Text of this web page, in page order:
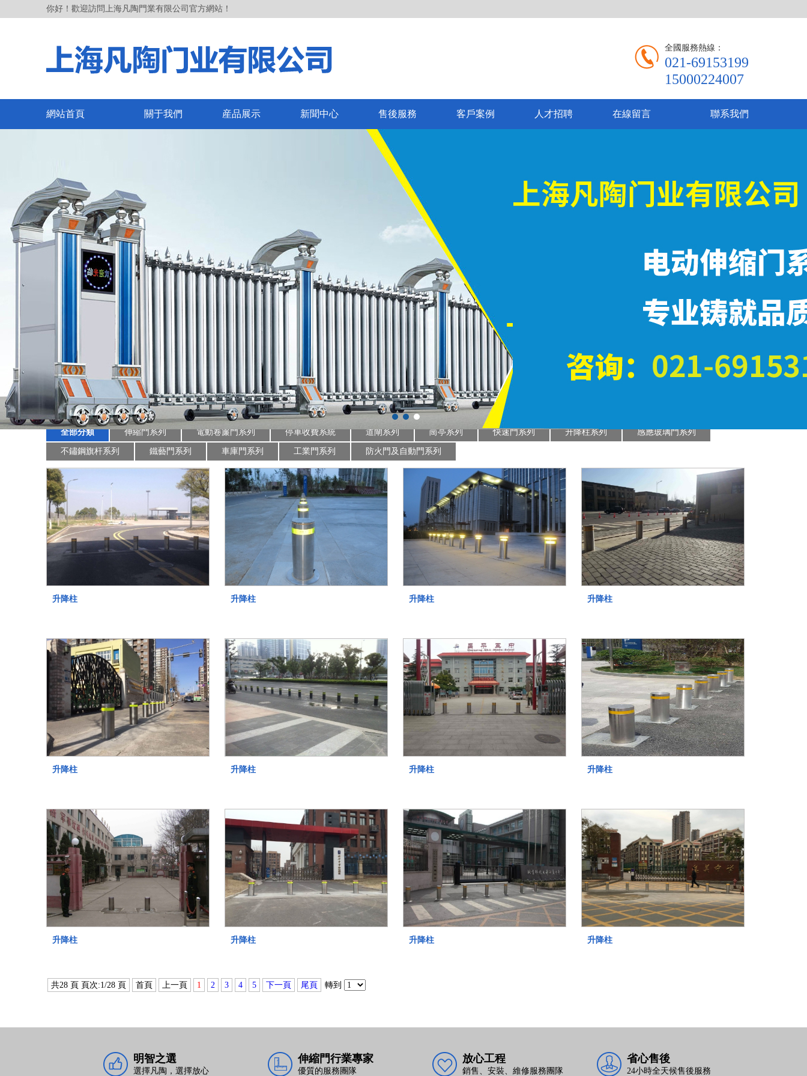
你好！歡迎訪問上海凡陶門業有限公司官方網站！
全國服務熱線：
021-69153199
15000224007
網站首頁 關于我們 産品展示 新聞中心 售後服務 客戶案例 人才招聘 在線留言 聯系我們
産品展示
全部分類 伸縮門系列 電動卷簾門系列 停車收費系統 道閘系列 崗亭系列 快速門系列 升降柱系列 感應玻璃門系列
不鏽鋼旗杆系列 鐵藝門系列 車庫門系列 工業門系列 防火門及自動門系列
升降柱 升降柱 升降柱 升降柱
升降柱 升降柱 升降柱 升降柱
升降柱 升降柱 升降柱 升降柱
共28 頁 頁次:1/28 頁 首頁 上一頁 1 2 3 4 5 下一頁 尾頁 轉到
明智之選
選擇凡陶，選擇放心
伸縮門行業專家
優質的服務團隊
放心工程
銷售、安裝、維修服務團隊
省心售後
24小時全天候售後服務